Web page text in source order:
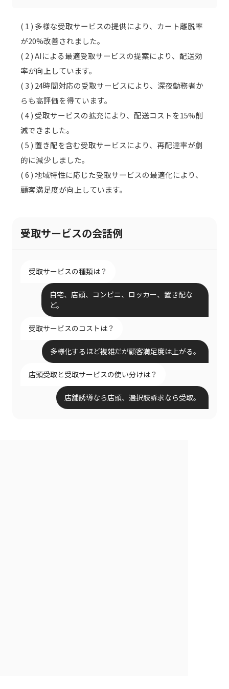
( 1 ) 多様な受取サービスの提供により、カート離脱率
が20%改善されました。
( 2 ) AIによる最適受取サービスの提案により、配送効
率が向上しています。
( 3 ) 24時間対応の受取サービスにより、深夜勤務者か
らも高評価を得ています。
( 4 ) 受取サービスの拡充により、配送コストを15%削
減できました。
( 5 ) 置き配を含む受取サービスにより、再配達率が劇
的に減少しました。
( 6 ) 地域特性に応じた受取サービスの最適化により、
顧客満足度が向上しています。
受取サービスの会話例
受取サービスの種類は？
自宅、店頭、コンビニ、ロッカー、置き配な
ど。
受取サービスのコストは？
多様化するほど複雑だが顧客満足度は上がる。
店頭受取と受取サービスの使い分けは？
店舗誘導なら店頭、選択肢訴求なら受取。